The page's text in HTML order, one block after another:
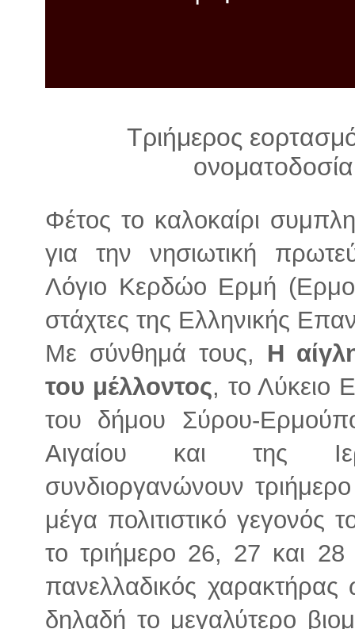
Τριήμερος
Φέτος το καλοκαίρι
για την νησιωτική
Λόγιο Κερδώο Ερμή
στάχτες της Ελληνικής
Με σύνθημά τους, Η
του μέλλοντος, το Λύκειο
του δήμου Σύρου-
Αιγαίου και της
συνδιοργανώνουν
μέγα πολιτιστικό γεγονός
το τριήμερο 26, 27 και
πανελλαδικός
δηλαδή το μεγαλύτερο